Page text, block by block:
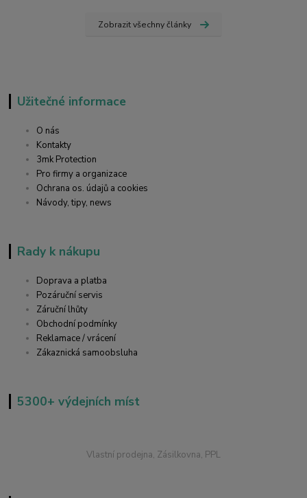
Zobrazit všechny články
Užitečné informace
O nás
Kontakty
3mk Protection
Pro firmy a organizace
Ochrana os. údajů a cookies
Návody, tipy, news
Rady k nákupu
Doprava a platba
Pozáruční servis
Záruční lhůty
Obchodní podmínky
Reklamace / vrácení
Zákaznická samoobsluha
5300+ výdejních míst
Vlastní prodejna, Zásilkovna, PPL